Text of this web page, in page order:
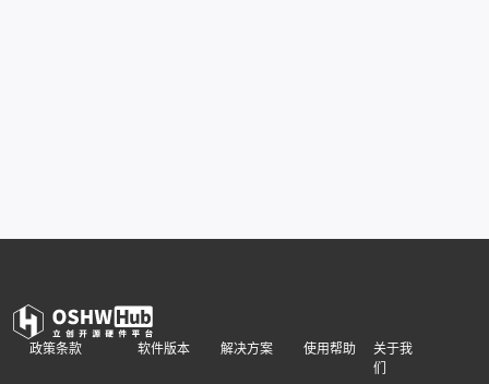
政策条款 软件版本 解决方案 使用帮助
关于我
们